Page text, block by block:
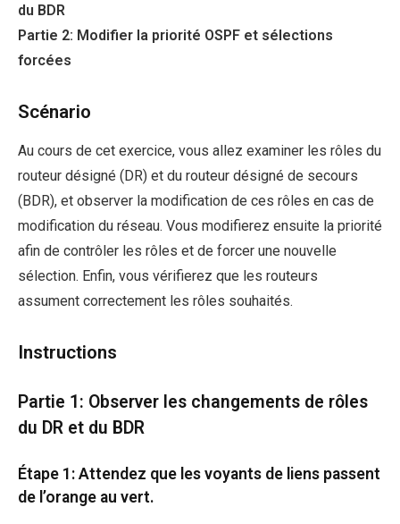
du BDR
Partie 2: Modifier la priorité OSPF et sélections
forcées
Scénario
Au cours de cet exercice, vous allez examiner les rôles du
routeur désigné (DR) et du routeur désigné de secours
(BDR), et observer la modification de ces rôles en cas de
modification du réseau. Vous modifierez ensuite la priorité
afin de contrôler les rôles et de forcer une nouvelle
sélection. Enfin, vous vérifierez que les routeurs
assument correctement les rôles souhaités.
Instructions
Partie 1: Observer les changements de rôles
du DR et du BDR
Étape 1: Attendez que les voyants de liens passent
de l’orange au vert.